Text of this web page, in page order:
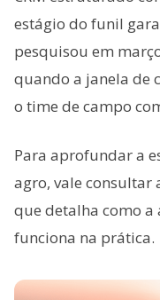
estágio do funil
pesquisou em
quando a janela de
o time de campo
Para aprofundar a
agro, vale consultar
que detalha como
funciona na prática.